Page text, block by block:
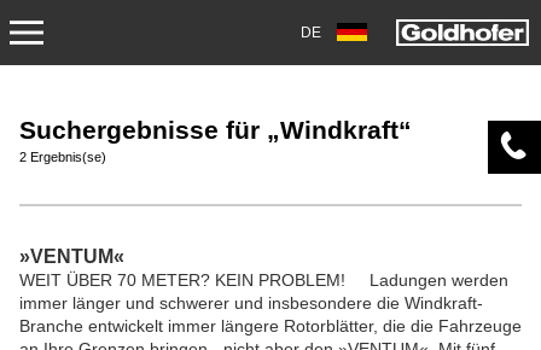
DE
EINSATZBEREICHE
PRODUKTE
SERVICE
KONTAKT
Suchergebnisse für „Windkraft“
2 Ergebnis(se)
»VENTUM«
WEIT ÜBER 70 METER? KEIN PROBLEM! Ladungen werden
immer länger und schwerer und insbesondere die Windkraft-
Branche entwickelt immer längere Rotorblätter, die die Fahrzeuge